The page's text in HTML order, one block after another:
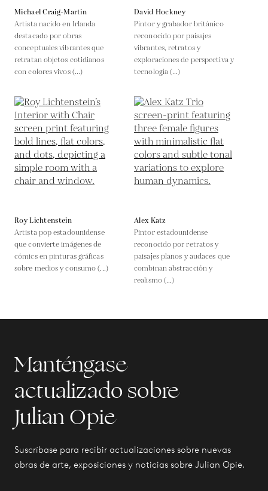
Michael Craig-Martin
Artista nacido en Irlanda
destacado por obras
conceptuales vibrantes que
retratan objetos cotidianos
con colores vivos (...)
David Hockney
Pintor y grabador británico
reconocido por paisajes
vibrantes, retratos y
exploraciones de perspectiva y
tecnología (...)
Roy Lichtenstein
Artista pop estadounidense
que convierte imágenes de
cómics en pinturas gráficas
sobre medios y consumo (...)
Alex Katz
Pintor estadounidense
reconocido por retratos y
paisajes planos y audaces que
combinan abstracción y
realismo (...)
Manténgase
actualizado sobre
Julian Opie
Suscríbase para recibir actualizaciones sobre nuevas
obras de arte, exposiciones y noticias sobre Julian Opie.